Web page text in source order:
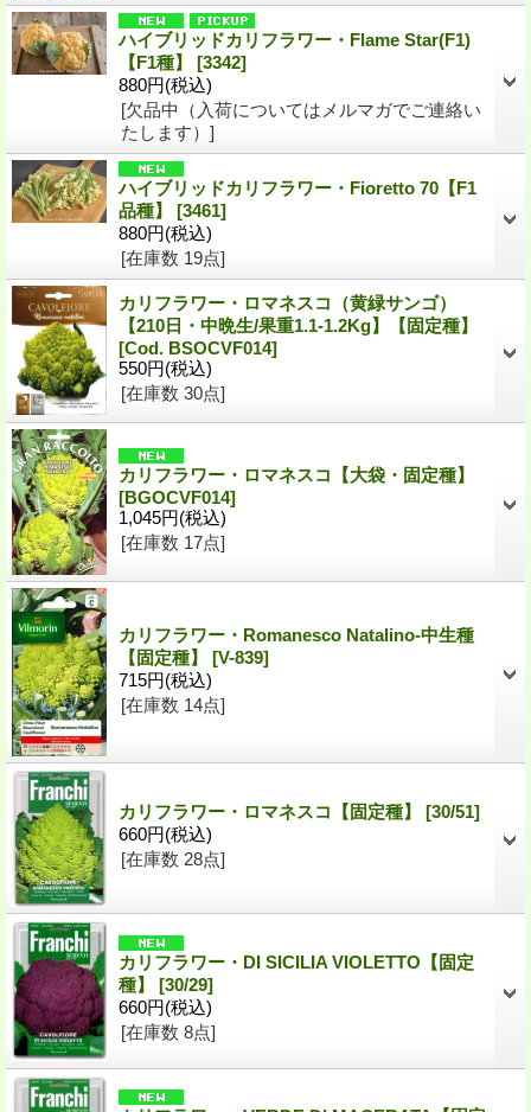
ハイブリッドカリフラワー・Flame Star(F1)
【F1種】 [3342]
880円(税込)
[欠品中（入荷についてはメルマガでご連絡い
たします）]
ハイブリッドカリフラワー・Fioretto 70【F1
品種】 [3461]
880円(税込)
[在庫数 19点]
カリフラワー・ロマネスコ（黄緑サンゴ）
【210日・中晩生/果重1.1-1.2Kg】【固定種】
[Cod. BSOCVF014]
550円(税込)
[在庫数 30点]
カリフラワー・ロマネスコ【大袋・固定種】
[BGOCVF014]
1,045円(税込)
[在庫数 17点]
カリフラワー・Romanesco Natalino-中生種
【固定種】 [V-839]
715円(税込)
[在庫数 14点]
カリフラワー・ロマネスコ【固定種】 [30/51]
660円(税込)
[在庫数 28点]
カリフラワー・DI SICILIA VIOLETTO【固定
種】 [30/29]
660円(税込)
[在庫数 8点]